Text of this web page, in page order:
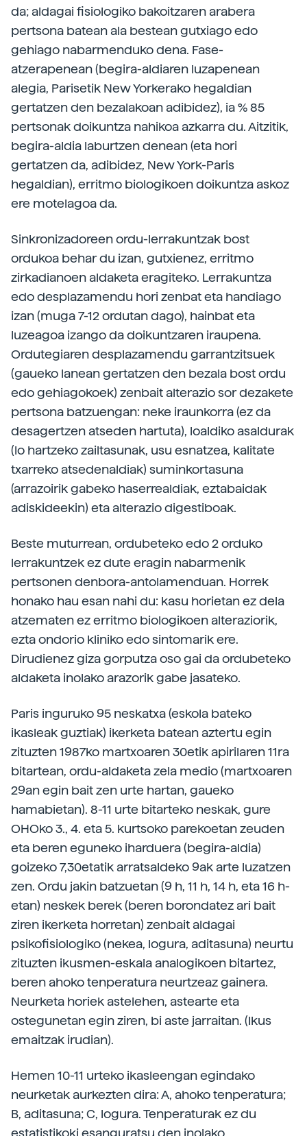
da; aldagai fisiologiko bakoitzaren arabera
pertsona batean ala bestean gutxiago edo
gehiago nabarmenduko dena. Fase-
atzerapenean (begira-aldiaren luzapenean
alegia, Parisetik New Yorkerako hegaldian
gertatzen den bezalakoan adibidez), ia % 85
pertsonak doikuntza nahikoa azkarra du. Aitzitik,
begira-aldia laburtzen denean (eta hori
gertatzen da, adibidez, New York-Paris
hegaldian), erritmo biologikoen doikuntza askoz
ere motelagoa da.
Sinkronizadoreen ordu-lerrakuntzak bost
ordukoa behar du izan, gutxienez, erritmo
zirkadianoen aldaketa eragiteko. Lerrakuntza
edo desplazamendu hori zenbat eta handiago
izan (muga 7-12 ordutan dago), hainbat eta
luzeagoa izango da doikuntzaren iraupena.
Ordutegiaren desplazamendu garrantzitsuek
(gaueko lanean gertatzen den bezala bost ordu
edo gehiagokoek) zenbait alterazio sor dezakete
pertsona batzuengan: neke iraunkorra (ez da
desagertzen atseden hartuta), loaldiko asaldurak
(lo hartzeko zailtasunak, usu esnatzea, kalitate
txarreko atsedenaldiak) suminkortasuna
(arrazoirik gabeko haserrealdiak, eztabaidak
adiskideekin) eta alterazio digestiboak.
Beste muturrean, ordubeteko edo 2 orduko
lerrakuntzek ez dute eragin nabarmenik
pertsonen denbora-antolamenduan. Horrek
honako hau esan nahi du: kasu horietan ez dela
atzematen ez erritmo biologikoen alteraziorik,
ezta ondorio kliniko edo sintomarik ere.
Dirudienez giza gorputza oso gai da ordubeteko
aldaketa inolako arazorik gabe jasateko.
Paris inguruko 95 neskatxa (eskola bateko
ikasleak guztiak) ikerketa batean aztertu egin
zituzten 1987ko martxoaren 30etik apirilaren 11ra
bitartean, ordu-aldaketa zela medio (martxoaren
29an egin bait zen urte hartan, gaueko
hamabietan). 8-11 urte bitarteko neskak, gure
OHOko 3., 4. eta 5. kurtsoko parekoetan zeuden
eta beren eguneko iharduera (begira-aldia)
goizeko 7,30etatik arratsaldeko 9ak arte luzatzen
zen. Ordu jakin batzuetan (9 h, 11 h, 14 h, eta 16 h-
etan) neskek berek (beren borondatez ari bait
ziren ikerketa horretan) zenbait aldagai
psikofisiologiko (nekea, logura, aditasuna) neurtu
zituzten ikusmen-eskala analogikoen bitartez,
beren ahoko tenperatura neurtzeaz gainera.
Neurketa horiek astelehen, astearte eta
ostegunetan egin ziren, bi aste jarraitan. (Ikus
emaitzak irudian).
Hemen 10-11 urteko ikasleengan egindako
neurketak aurkezten dira: A, ahoko tenperatura;
B, aditasuna; C, logura. Tenperaturak ez du
estatistikoki esanguratsu den inolako